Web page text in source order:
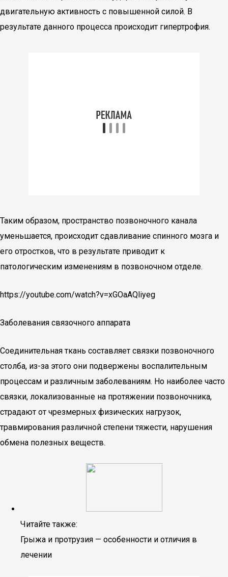
двигательную активность с повышенной силой. В
результате данного процесса происходит гипертрофия.
Таким образом, пространство позвоночного канала
уменьшается, происходит сдавливание спинного мозга и
его отростков, что в результате приводит к
патологическим изменениям в позвоночном отделе.
https://youtube.com/watch?v=xGOaAQliyeg
Заболевания связочного аппарата
Соединительная ткань составляет связки позвоночного
столба, из-за этого они подвержены воспалительным
процессам и различным заболеваниям. Но наиболее часто
связки, локализованные на протяжении позвоночника,
страдают от чрезмерных физических нагрузок,
травмирования различной степени тяжести, нарушения
обмена полезных веществ.
Читайте также:
Грыжа и протрузия — особенности и отличия в
лечении